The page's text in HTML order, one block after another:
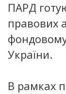
ПАРД
правових
України.
В рамках